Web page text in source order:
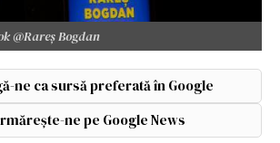
@Rareș Bogdan
ne ca sursă preferată în Google
ne pe Google News